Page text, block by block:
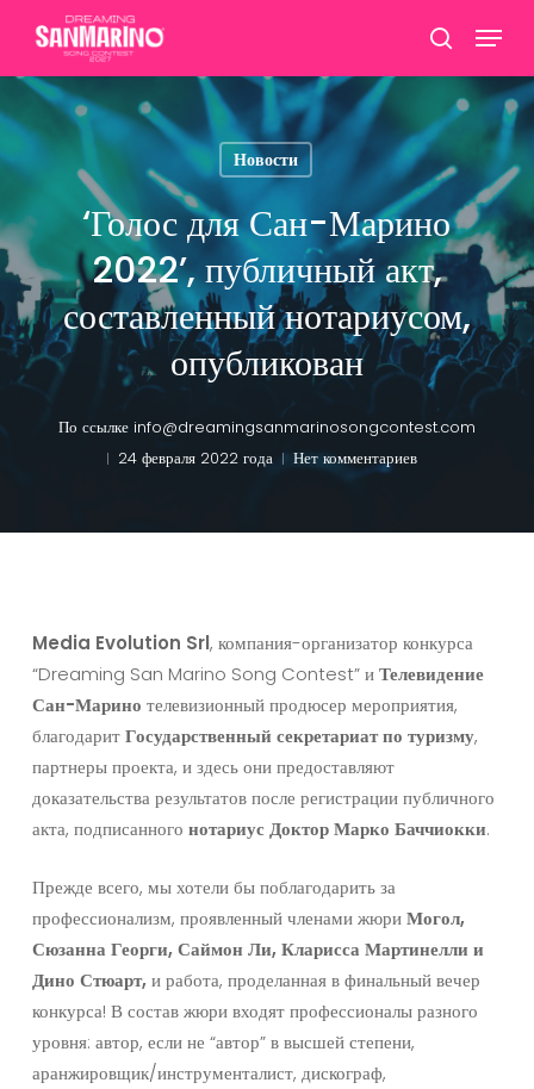
основному
содержанию
поиск
Меню
Новости
‘Голос для Сан-Марино
2022’, публичный акт,
составленный нотариусом,
опубликован
По ссылке info@dreamingsanmarinosongcontest.com
24 февраля 2022 года
Нет комментариев
Media Evolution Srl, компания-организатор конкурса
“Dreaming San Marino Song Contest” иТелевидение
Сан-Марино телевизионный продюсер мероприятия,
благодаритГосударственный секретариат по туризму,
партнеры проекта, и здесь они предоставляют
доказательства результатов после регистрации публичного
акта, подписанного нотариус Доктор Марко Баччиокки.
Прежде всего, мы хотели бы поблагодарить за
профессионализм, проявленный членами жюриМогол,
Сюзанна Георги, Саймон Ли, Кларисса Мартинелли и
Дино Стюарт, и работа, проделанная в финальный вечер
конкурса! В состав жюри входят профессионалы разного
уровня: автор, если не “автор” в высшей степени,
аранжировщик/инструменталист, дискограф,
меню